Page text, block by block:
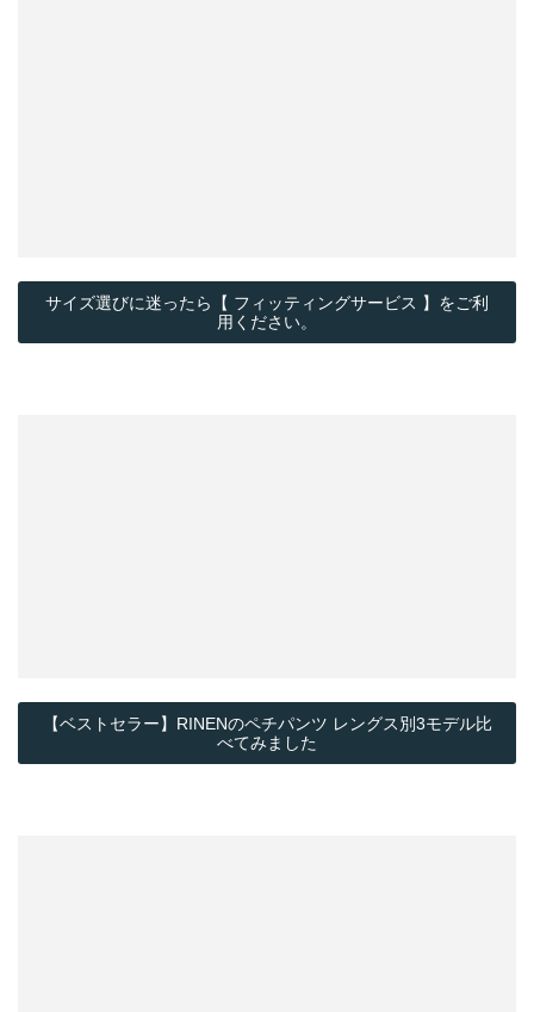
サイズ選びに迷ったら【 フィッティングサービス 】をご利
用ください。
【ベストセラー】RINENのペチパンツ レングス別3モデル比
べてみました